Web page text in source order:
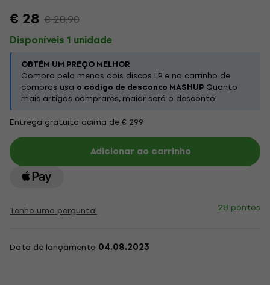
€ 28 € 28,90
Disponíveis 1 unidade
OBTÉM UM PREÇO MELHOR
Compra pelo menos dois discos LP e no carrinho de
compras usa o código de desconto MASHUP Quanto
mais artigos comprares, maior será o desconto!
Entrega gratuita acima de € 299
Adicionar ao carrinho
Tenho uma pergunta! 28 pontos
Data de lançamento 04.08.2023